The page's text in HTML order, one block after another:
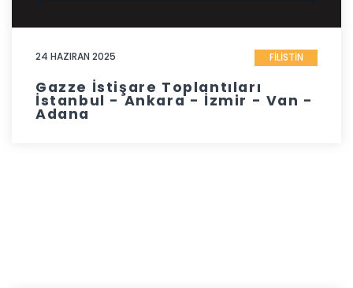
24 HAZIRAN 2025 FİLİSTİN
Gazze İstişare Toplantıları
İstanbul - Ankara - İzmir - Van -
Adana